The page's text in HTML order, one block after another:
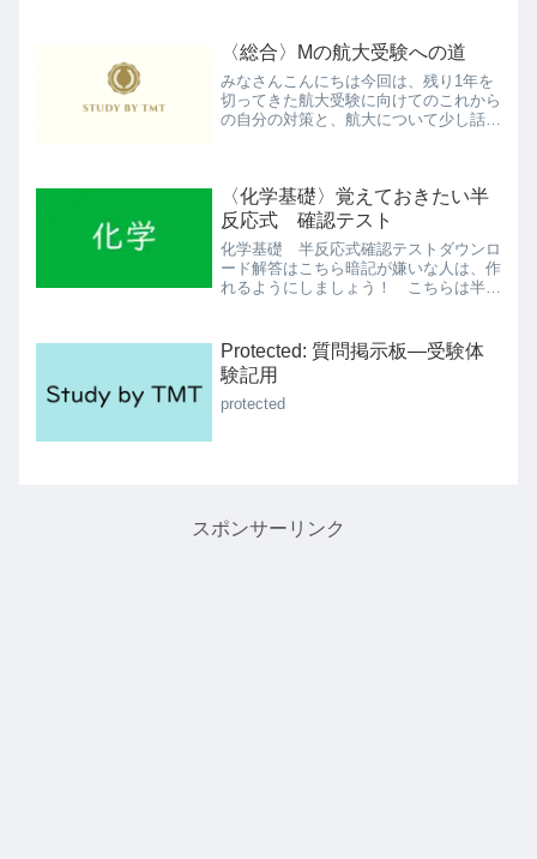
〈総合〉Mの航大受験への道
みなさんこんにちは今回は、残り1年を
切ってきた航大受験に向けてのこれから
の自分の対策と、航大について少し話し
は、大学によりますが大体...
〈化学基礎〉覚えておきたい半
反応式 確認テスト
化学基礎 半反応式確認テストダウンロ
ード解答はこちら暗記が嫌いな人は、作
れるようにしましょう！ こちらは半反
Protected: 質問掲示板―受験体
験記用
protected
スポンサーリンク